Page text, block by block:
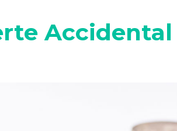
Accidental